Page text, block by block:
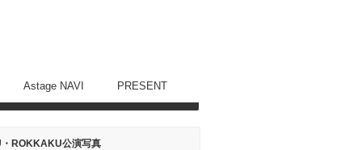
Astage NAVI PRESENT
・ROKKAKU公演写真